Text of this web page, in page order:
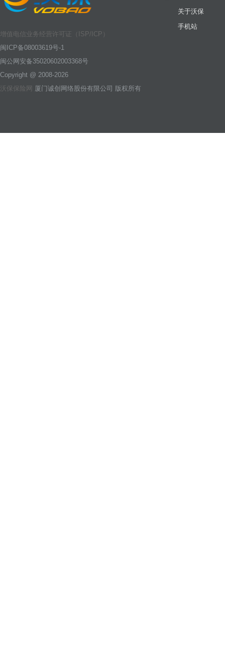
增值电信业务经营许可证（ISP/ICP）
闽ICP备08003619号-1
闽公网安备35020602003368号
Copyright @ 2008-2026
沃保保险网 厦门诚创网络股份有限公司 版权所有
关于沃保
手机站